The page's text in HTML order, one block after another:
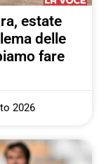
estate
delle
fare
2026